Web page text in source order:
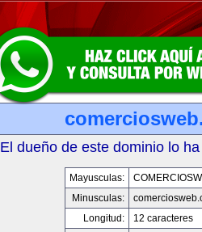
El dueño de este dominio lo
Mayusculas:
Minusculas:
Longitud:
12 caracteres